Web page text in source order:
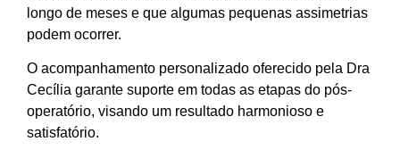
longo de meses e que algumas pequenas assimetrias
podem ocorrer.
O acompanhamento personalizado oferecido pela Dra
Cecília garante suporte em todas as etapas do pós-
operatório, visando um resultado harmonioso e
satisfatório.